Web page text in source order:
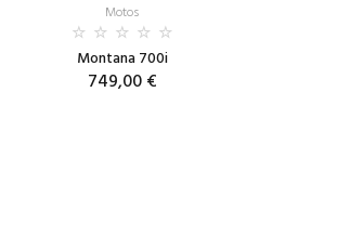
Motos
Montana 700i
749,00 €